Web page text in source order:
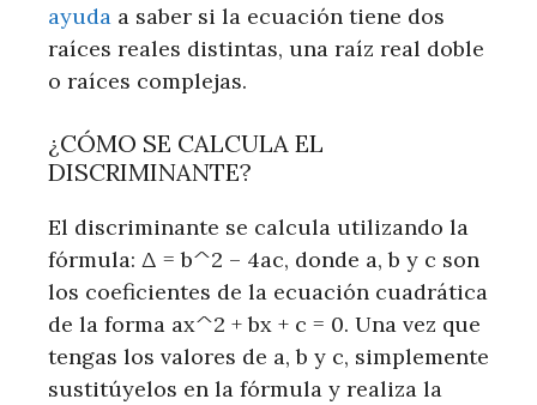
ayuda a saber si la ecuación tiene dos
raíces reales distintas, una raíz real doble
o raíces complejas.
¿CÓMO SE CALCULA EL
DISCRIMINANTE?
El discriminante se calcula utilizando la
fórmula: Δ = b^2 – 4ac, donde a, b y c son
los coeficientes de la ecuación cuadrática
de la forma ax^2 + bx + c = 0. Una vez que
tengas los valores de a, b y c, simplemente
sustitúyelos en la fórmula y realiza la